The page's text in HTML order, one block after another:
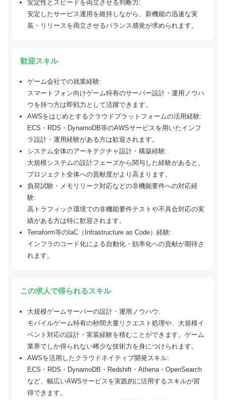
安定性とスピードを両立させる判断力:
安定したサービス運用を維持しながら、新機能の迅速な実
装・リリースを両立させるバランス感覚が求められます。
歓迎スキル
ゲーム会社での就業経験:
スマートフォン向けゲーム特有のサーバー設計・運用ノウハ
ウを持つ方は即戦力として活躍できます。
AWSをはじめとするクラウドプラットフォームの活用経験:
ECS・RDS・DynamoDB等のAWSサービスを用いたインフ
ラ設計・運用経験がある方は歓迎されます。
システム全体のアーキテクチャ設計・構築経験:
大規模システムの設計フェーズから関与した経験があると、
プロジェクト全体への貢献度がより高まります。
負荷試験・メモリリーク対応などの非機能要件への対応経
験:
高トラフィック環境での非機能要件テストや不具合対応の実
績がある方は特に歓迎されます。
Terraform等のIaC（Infrastructure as Code）経験:
インフラのコード化による自動化・効率化への貢献が期待さ
れます。
この求人で得られるスキル
大規模ゲームサーバーの設計・運用ノウハウ:
モバイルゲーム特有の秒間大量リクエスト処理や、大規模イ
ベント対応の設計・実装経験を積むことができます。ゲーム
業界でしか得られない稀少な技術力を身につけられます。
AWSを活用したクラウドネイティブ開発スキル:
ECS・RDS・DynamoDB・Redshift・Athena・OpenSearch
など、幅広いAWSサービスを実践的に活用するスキルが習
得できます。